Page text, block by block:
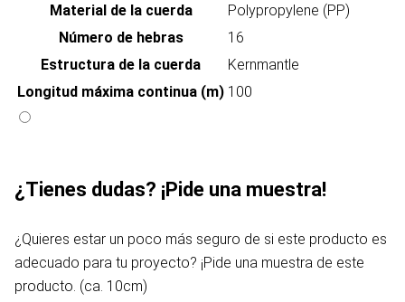
Material de la cuerda
Polypropylene (PP)
Número de hebras
16
Estructura de la cuerda
Kernmantle
Longitud máxima continua (m) 100
¿Tienes dudas? ¡Pide una muestra!
¿Quieres estar un poco más seguro de si este producto es
adecuado para tu proyecto? ¡Pide una muestra de este
producto. (ca. 10cm)